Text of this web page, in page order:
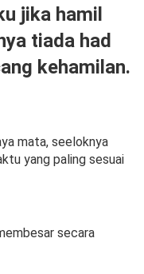
jika hamil
tiada had
kehamilan.
mata, seeloknya
yang paling sesuai
secara